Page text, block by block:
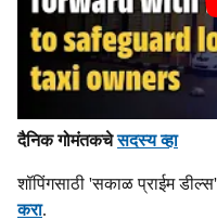
दैनिक गोमंतकचेसदस्य व्हा
शॉपिंगसाठी 'सकाळ प्राईम
करा.